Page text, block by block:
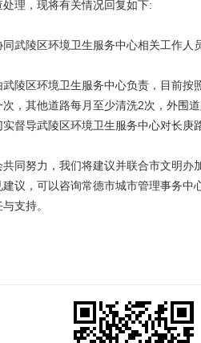
理，现将有关情况回复如下:
武陵区环境卫生服务中心相关工作人
陵区环境卫生服务中心负责，目前
次，其他道路每月至少清洗2次，外
督导武陵区环境卫生服务中心对长
同努力，我们将建议并联合市文明办
议，可以咨询常德市城市管理事务
支持。